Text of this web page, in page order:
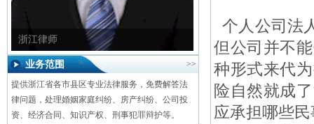
章律师
业务范围 >>
提供浙江省各市县区专业法律服务，免费解答法
律问题，处理婚姻家庭纠纷、房产纠纷、公司投
资、经济合同、知识产权、刑事犯罪辩护等。
个人公司法
但公司并不
种形式来代
险自然就成
应承担哪些